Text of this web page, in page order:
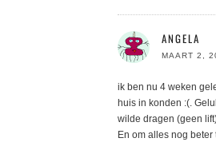
ANGELA
MAART 2,
ik ben nu 4 weken
huis in konden :(.
wilde dragen (geen
En om alles nog